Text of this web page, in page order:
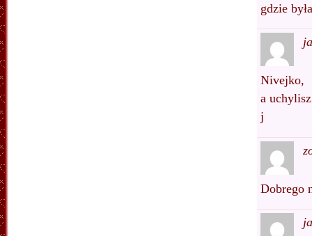
gdzie
Nivejko,
a
j
Dobrego